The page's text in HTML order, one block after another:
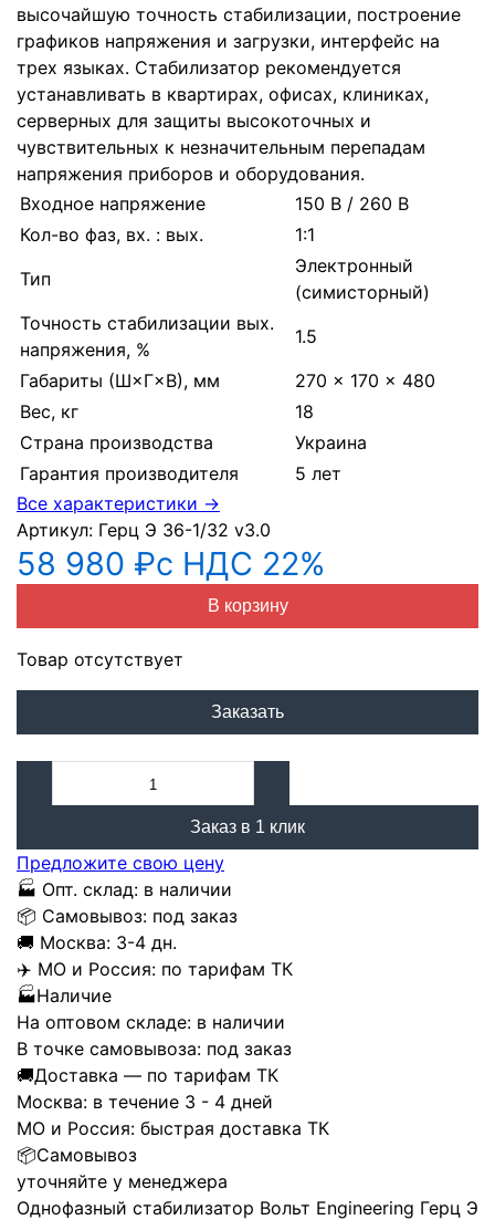
высочайшую точность стабилизации, построение
графиков напряжения и загрузки, интерфейс на
трех языках. Стабилизатор рекомендуется
устанавливать в квартирах, офисах, клиниках,
серверных для защиты высокоточных и
чувствительных к незначительным перепадам
напряжения приборов и оборудования.
Входное напряжение
150 В / 260 В
Кол-во фаз, вх. : вых.
1:1
Тип
Электронный
(симисторный)
Точность стабилизации вых.
напряжения, %
1.5
Габариты (Ш×Г×В), мм
270 × 170 × 480
Вес, кг
18
Страна производства
Украина
Гарантия производителя
5 лет
Все характеристики →
Артикул: Герц Э 36-1/32 v3.0
58 980 ₽с НДС 22%
В корзину
Товар отсутствует
Заказать
Заказ в 1 клик
Предложите свою цену
🏭 Опт. склад: в наличии
📦 Самовывоз: под заказ
🚚 Москва: 3-4 дн.
✈️ МО и Россия: по тарифам ТК
🏭Наличие
На оптовом складе: в наличии
В точке самовывоза: под заказ
🚚Доставка — по тарифам ТК
Москва: в течение 3 - 4 дней
МО и Россия: быстрая доставка ТК
📦Самовывоз
уточняйте у менеджера
Однофазный стабилизатор Вольт Engineering Герц Э